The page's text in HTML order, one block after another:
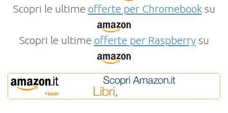
Scopri le ultime offerte per Chromebooksu
Scopri le ultime offerte per Raspberrysu